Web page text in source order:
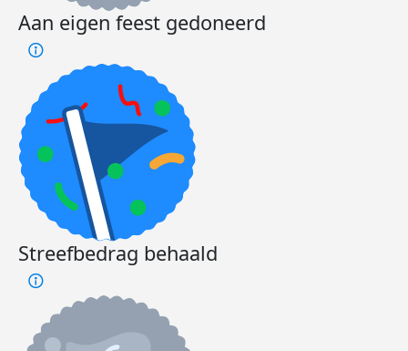
Aan eigen feest gedoneerd
Streefbedrag behaald